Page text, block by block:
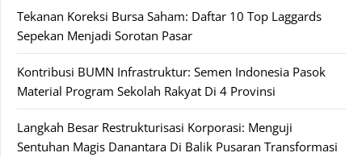
Tekanan Koreksi Bursa Saham: Daftar 10 Top Laggards
Sepekan Menjadi Sorotan Pasar
Kontribusi BUMN Infrastruktur: Semen Indonesia Pasok
Material Program Sekolah Rakyat Di 4 Provinsi
Langkah Besar Restrukturisasi Korporasi: Menguji
Sentuhan Magis Danantara Di Balik Pusaran Transformasi